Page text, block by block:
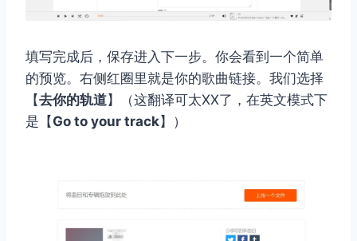
填写完成后，保存进入下一步。你会看到一个简单
的预览。右侧红圈里就是你的歌曲链接。我们选择
【去你的轨道】（这翻译可太XX了，在英文模式下
是【Go to your track】）